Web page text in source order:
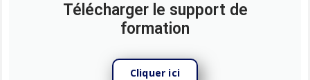
Télécharger le support de
formation
Cliquer ici